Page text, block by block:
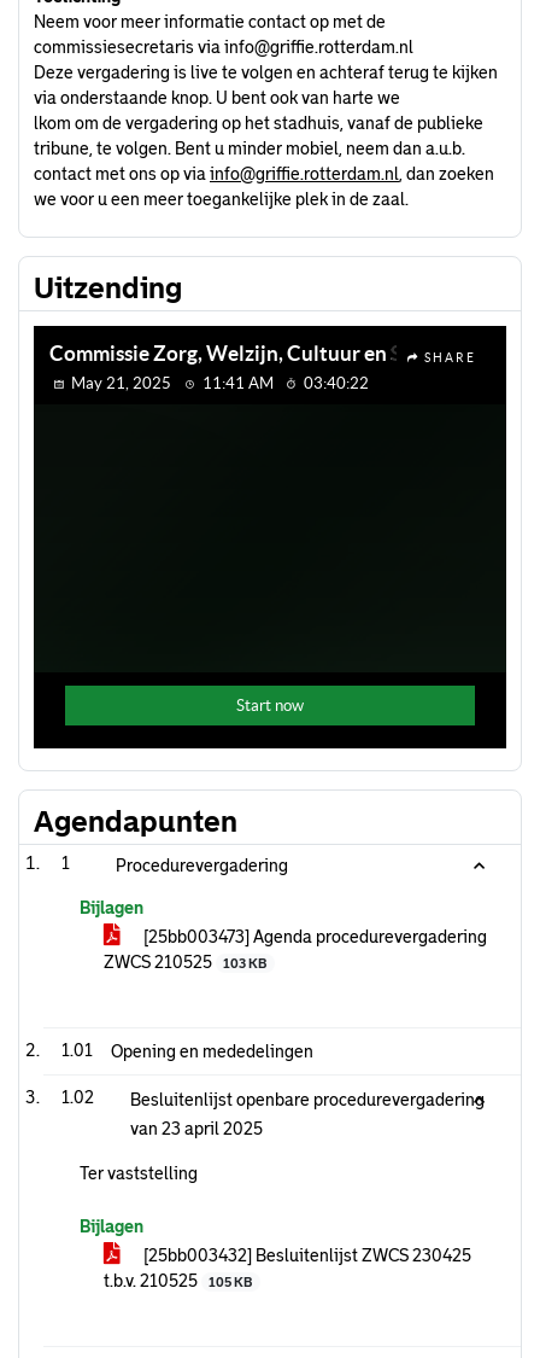
Neem voor meer informatie contact op met de
commissiesecretaris via info@griffie.rotterdam.nl
Deze vergadering is live te volgen en achteraf terug te kijken
via onderstaande knop. U bent ook van harte we
lkom om de vergadering op het stadhuis, vanaf de publieke
tribune, te volgen. Bent u minder mobiel, neem dan a.u.b.
contact met ons op via info@griffie.rotterdam.nl , dan zoeken
we voor u een meer toegankelijke plek in de zaal.
Uitzending
Agendapunten
1 Procedurevergadering
Bijlagen
[25bb003473] Agenda procedurevergadering
ZWCS 210525
103 KB
1.01 Opening en mededelingen
1.02
Besluitenlijst openbare procedurevergadering
van 23 april 2025
Ter vaststelling
Bijlagen
[25bb003432] Besluitenlijst ZWCS 230425
t.b.v. 210525
105 KB